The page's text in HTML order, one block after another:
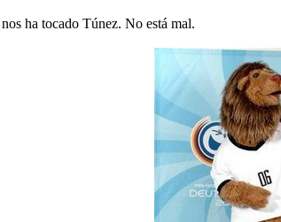
ha tocado Túnez. No está mal.